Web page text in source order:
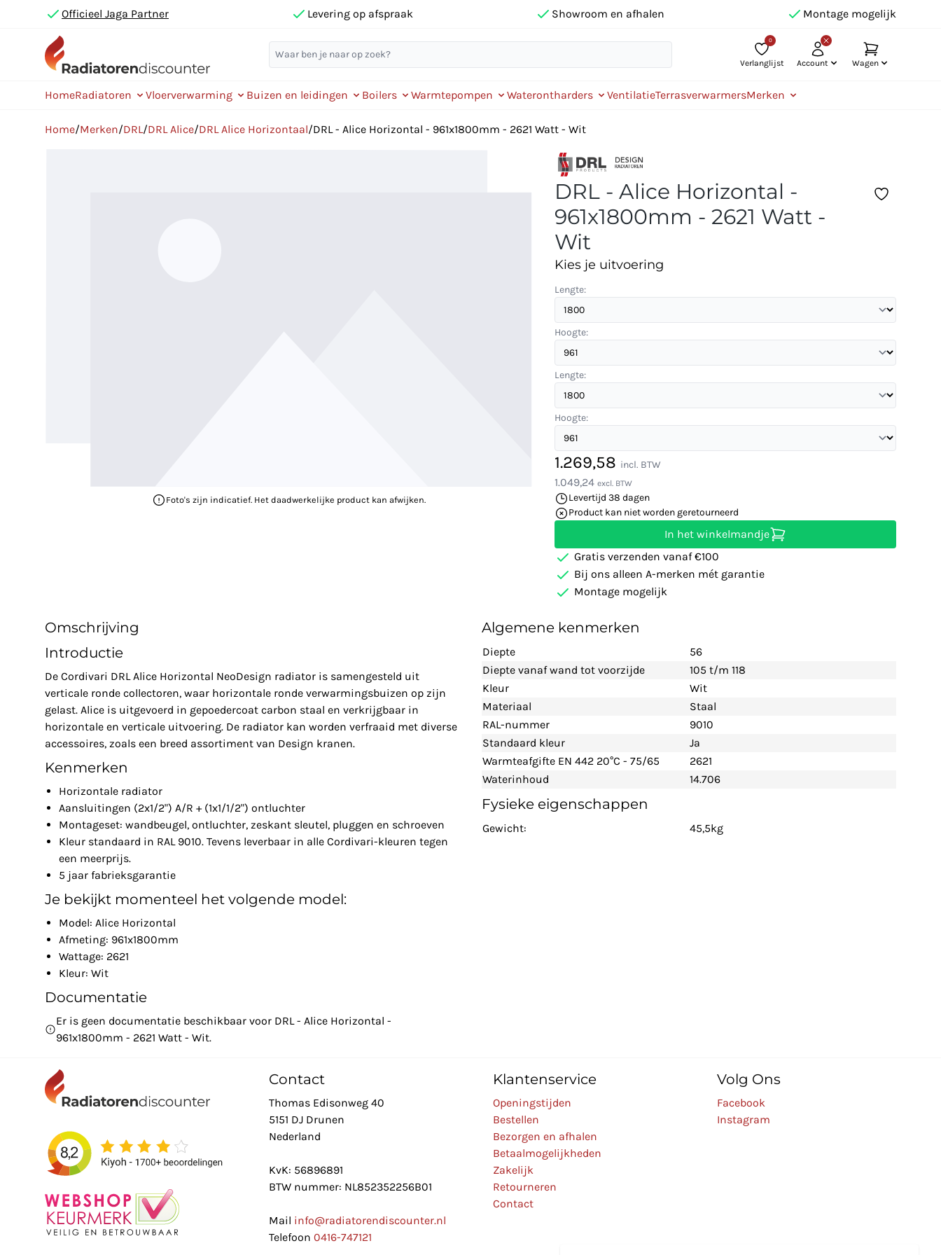
Officieel Jaga Partner Levering op afspraak Showroom en afhalen Montage mogelijk
0
Verlanglijst Account Wagen
HomeRadiatoren Vloerverwarming Buizen en leidingen Boilers Warmtepompen Waterontharders VentilatieTerrasverwarmersMerken
Home/Merken/DRL/DRL Alice/DRL Alice Horizontaal/DRL - Alice Horizontal - 961x1800mm - 2621 Watt - Wit
Foto's zijn indicatief. Het daadwerkelijke product kan afwijken.
DRL - Alice Horizontal -
961x1800mm - 2621 Watt -
Wit
Kies je uitvoering
Lengte:
Hoogte:
Lengte:
Hoogte:
1.269,58 incl. BTW
1.049,24 excl. BTW
Levertijd 38 dagen
Product kan niet worden geretourneerd
In het winkelmandje
Gratis verzenden vanaf €100
Bij ons alleen A-merken mét garantie
Montage mogelijk
Omschrijving
Introductie
De Cordivari DRL Alice Horizontal NeoDesign radiator is samengesteld uit
verticale ronde collectoren, waar horizontale ronde verwarmingsbuizen op zijn
gelast. Alice is uitgevoerd in gepoedercoat carbon staal en verkrijgbaar in
horizontale en verticale uitvoering. De radiator kan worden verfraaid met diverse
accessoires, zoals een breed assortiment van Design kranen.
Kenmerken
Horizontale radiator
Aansluitingen (2x1/2") A/R + (1x1/1/2") ontluchter
Montageset: wandbeugel, ontluchter, zeskant sleutel, pluggen en schroeven
Kleur standaard in RAL 9010. Tevens leverbaar in alle Cordivari-kleuren tegen
een meerprijs.
5 jaar fabrieksgarantie
Je bekijkt momenteel het volgende model:
Model: Alice Horizontal
Afmeting: 961x1800mm
Wattage: 2621
Kleur: Wit
Documentatie
Er is geen documentatie beschikbaar voor DRL - Alice Horizontal -
961x1800mm - 2621 Watt - Wit.
Algemene kenmerken
Diepte
56
Diepte vanaf wand tot voorzijde
105 t/m 118
Kleur
Wit
Materiaal
Staal
RAL-nummer
9010
Standaard kleur
Ja
Warmteafgifte EN 442 20°C - 75/65
2621
Waterinhoud
14.706
Fysieke eigenschappen
Gewicht: 45,5kg
Contact
Thomas Edisonweg 40
5151 DJ Drunen
Nederland
KvK: 56896891
BTW nummer: NL852352256B01
Mail info@radiatorendiscounter.nl
Telefoon 0416-747121
Klantenservice
Openingstijden
Bestellen
Bezorgen en afhalen
Betaalmogelijkheden
Zakelijk
Retourneren
Contact
Volg Ons
Facebook
Instagram